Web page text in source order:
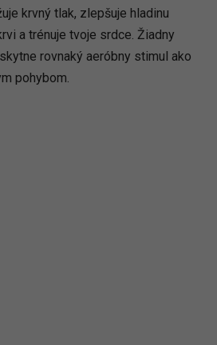
krvný tlak, zlepšuje hladinu
a trénuje tvoje srdce. Žiadny
rovnaký aeróbny stimul ako
pohybom.